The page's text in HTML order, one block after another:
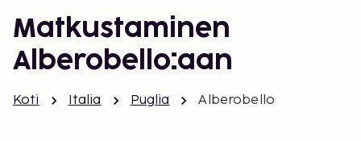
Matkustaminen
Alberobello:aan
Koti Italia Puglia Alberobello